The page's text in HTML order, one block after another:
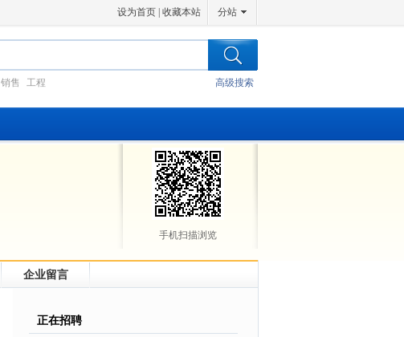
设为首页 收藏本站 分站
高级搜索
销售 工程
手机扫描浏览
企业留言
正在招聘